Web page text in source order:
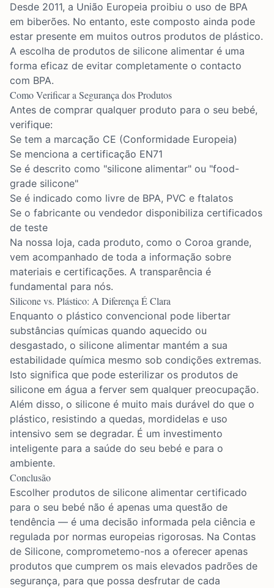
Desde 2011, a União Europeia proibiu o uso de BPA
em biberões. No entanto, este composto ainda pode
estar presente em muitos outros produtos de plástico.
A escolha de produtos de silicone alimentar é uma
forma eficaz de evitar completamente o contacto
com BPA.
Como Verificar a Segurança dos Produtos
Antes de comprar qualquer produto para o seu bebé,
verifique:
Se tem a marcação CE (Conformidade Europeia)
Se menciona a certificação EN71
Se é descrito como "silicone alimentar" ou "food-
grade silicone"
Se é indicado como livre de BPA, PVC e ftalatos
Se o fabricante ou vendedor disponibiliza certificados
de teste
Na nossa loja, cada produto, como o Coroa grande,
vem acompanhado de toda a informação sobre
materiais e certificações. A transparência é
fundamental para nós.
Silicone vs. Plástico: A Diferença É Clara
Enquanto o plástico convencional pode libertar
substâncias químicas quando aquecido ou
desgastado, o silicone alimentar mantém a sua
estabilidade química mesmo sob condições extremas.
Isto significa que pode esterilizar os produtos de
silicone em água a ferver sem qualquer preocupação.
Além disso, o silicone é muito mais durável do que o
plástico, resistindo a quedas, mordidelas e uso
intensivo sem se degradar. É um investimento
inteligente para a saúde do seu bebé e para o
ambiente.
Conclusão
Escolher produtos de silicone alimentar certificado
para o seu bebé não é apenas uma questão de
tendência — é uma decisão informada pela ciência e
regulada por normas europeias rigorosas. Na Contas
de Silicone, comprometemo-nos a oferecer apenas
produtos que cumprem os mais elevados padrões de
segurança, para que possa desfrutar de cada